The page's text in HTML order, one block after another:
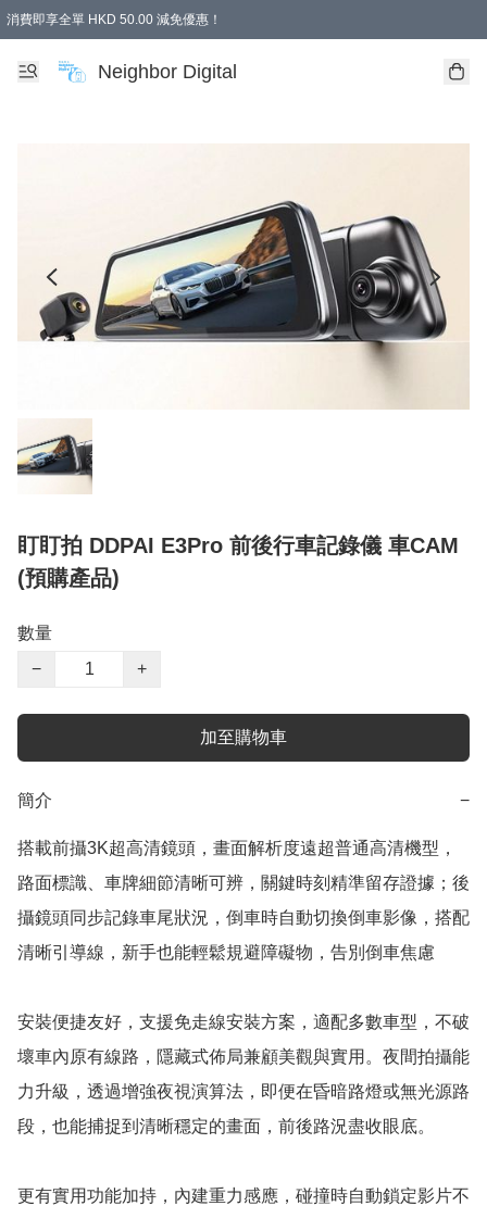
消費即享全單 HKD 50.00 減免優惠！
Neighbor Digital
盯盯拍 DDPAI E3Pro 前後行車記錄儀 車CAM
(預購產品)
數量
−
+
加至購物車
簡介 −
搭載前攝3K超高清鏡頭，畫面解析度遠超普通高清機型，
路面標識、車牌細節清晰可辨，關鍵時刻精準留存證據；後
攝鏡頭同步記錄車尾狀況，倒車時自動切換倒車影像，搭配
清晰引導線，新手也能輕鬆規避障礙物，告別倒車焦慮
安裝便捷友好，支援免走線安裝方案，適配多數車型，不破
壞車內原有線路，隱藏式佈局兼顧美觀與實用。夜間拍攝能
力升級，透過增強夜視演算法，即便在昏暗路燈或無光源路
段，也能捕捉到清晰穩定的畫面，前後路況盡收眼底。
更有實用功能加持，內建重力感應，碰撞時自動鎖定影片不